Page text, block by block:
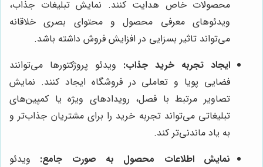
محصولات خاص هدایت کنند. نمایش تبلیغات جذاب،
ویدئوهای معرفی محصول و محتوای بصری خلاقانه
می‌تواند تاثیر بسزایی در افزایش فروش داشته باشد.
ایجاد تجربه خرید جذاب: ویدئو پروژکتورها می‌توانند
فضایی پویا و تعاملی در فروشگاه ایجاد کنند. نمایش
تصاویر مرتبط با فصل، رویدادهای ویژه یا کمپین‌های
تبلیغاتی می‌تواند تجربه خرید را برای مشتریان جذاب‌تر و
به یاد ماندنی‌تر کند.
نمایش اطلاعات محصول به صورت جامع: ویدئو